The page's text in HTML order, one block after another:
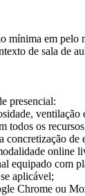
mínima em pelo
de sala de
presencial:
ventilação e
os recursos
de
online
com
aplicável;
Chrome ou